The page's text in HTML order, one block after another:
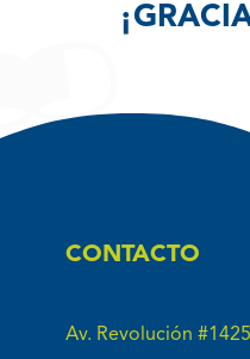
CONTACTO
Av. Revolución